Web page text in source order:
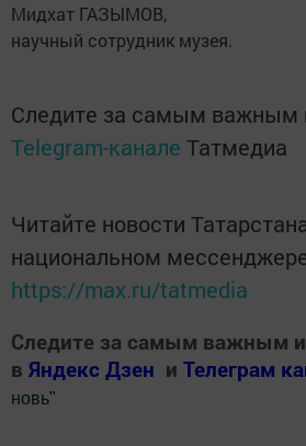
Мидхат ГАЗЫМОВ,
научный сотрудник музея.
Следите за самым важным
Telegram-канале Татмедиа
Читайте новости
национальном
https://max.ru/tatmedia
Следите за самым важным
в Яндекс Дзен и Телеграм
новь"